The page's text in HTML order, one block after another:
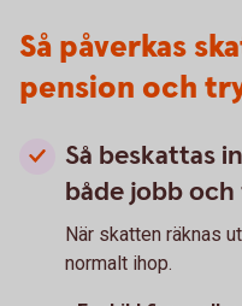
Så påverkas
pension och
Så beskattas
både jobb
När skatten räknas
normalt ihop.